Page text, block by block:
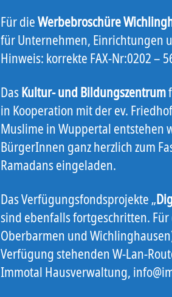
Für dieWerbebroschüre
für Unternehmen, Einrichtungen
Hinweis: korrekte FAX-Nr:0202 –
DasKultur- und Bildungszentrum
in Kooperation mit der ev.
Muslime in Wuppertal entstehen
BürgerInnen ganz herzlich zum
Ramadans eingeladen.
Das Verfügungsfondsprojekte „
sind ebenfalls fortgeschritten.
Oberbarmen und
Verfügung stehenden W-Lan-
Immotal Hausverwaltung,